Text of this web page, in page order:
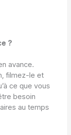
?
avance.
filmez-le et
ce que vous
besoin
au temps